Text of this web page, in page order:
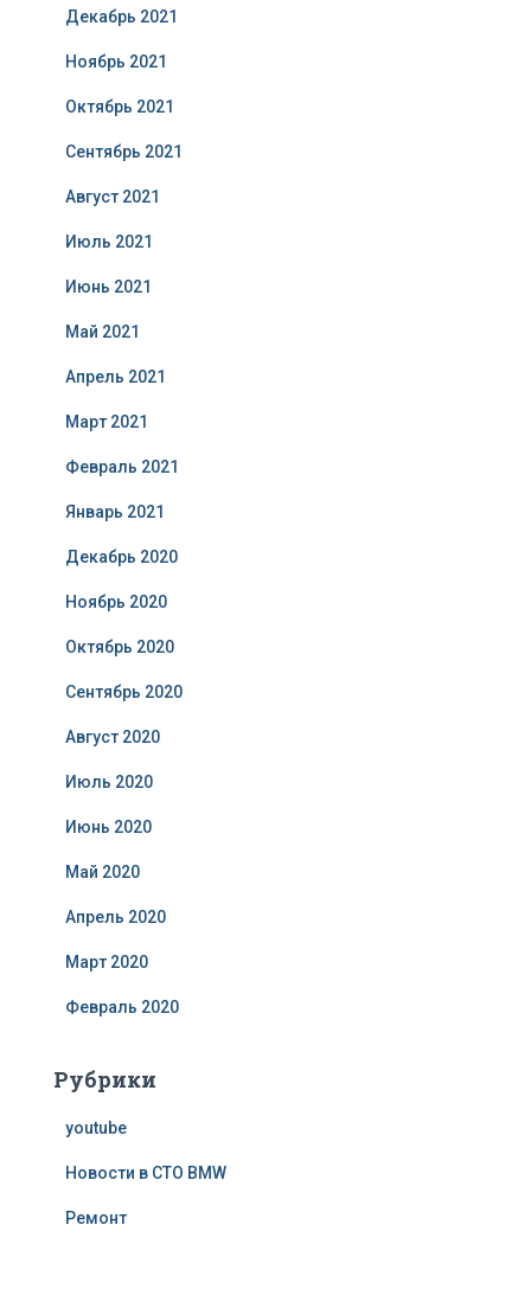
Декабрь 2021
Ноябрь 2021
Октябрь 2021
Сентябрь 2021
Август 2021
Июль 2021
Июнь 2021
Май 2021
Апрель 2021
Март 2021
Февраль 2021
Январь 2021
Декабрь 2020
Ноябрь 2020
Октябрь 2020
Сентябрь 2020
Август 2020
Июль 2020
Июнь 2020
Май 2020
Апрель 2020
Март 2020
Февраль 2020
Рубрики
youtube
Новости в СТО BMW
Ремонт